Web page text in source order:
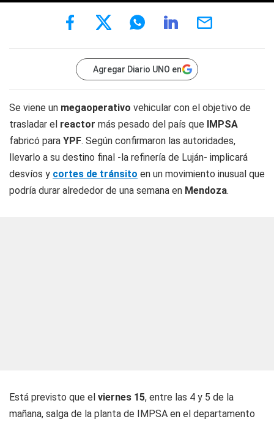
Agregar Diario UNO en
Se viene un megaoperativo vehicular con el objetivo de
trasladar el reactor más pesado del país que IMPSA
fabricó para YPF. Según confirmaron las autoridades,
llevarlo a su destino final -la refinería de Luján- implicará
desvíos y cortes de tránsito en un movimiento inusual que
podría durar alrededor de una semana en Mendoza.
Está previsto que el viernes 15, entre las 4 y 5 de la
mañana, salga de la planta de IMPSA en el departamento